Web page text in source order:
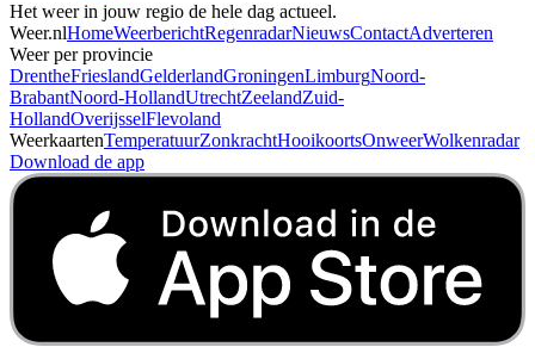
Het weer in jouw regio de hele dag actueel.
Weer.nlHomeWeerberichtRegenradarNieuwsContactAdverteren
Weer per provincie
DrentheFrieslandGelderlandGroningenLimburgNoord-
BrabantNoord-HollandUtrechtZeelandZuid-
HollandOverijsselFlevoland
WeerkaartenTemperatuurZonkrachtHooikoortsOnweerWolkenradar
Download de app